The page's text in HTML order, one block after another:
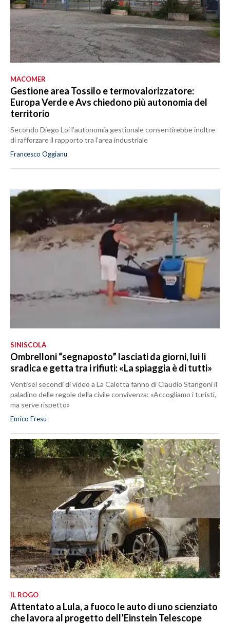
MACOMER
Gestione area Tossilo e termovalorizzatore:
Europa Verde e Avs chiedono più autonomia del
territorio
Secondo Diego Loi l’autonomia gestionale consentirebbe inoltre
di rafforzare il rapporto tra l’area industriale
Francesco Oggianu
SINISCOLA
Ombrelloni “segnaposto” lasciati da giorni, lui li
sradica e getta tra i rifiuti: «La spiaggia è di tutti»
Ventisei secondi di video a La Caletta fanno di Claudio Stangoni il
paladino delle regole della civile convivenza: «Accogliamo i turisti,
ma serve rispetto»
Enrico Fresu
IL ROGO
Attentato a Lula, a fuoco le auto di uno scienziato
che lavora al progetto dell’Einstein Telescope